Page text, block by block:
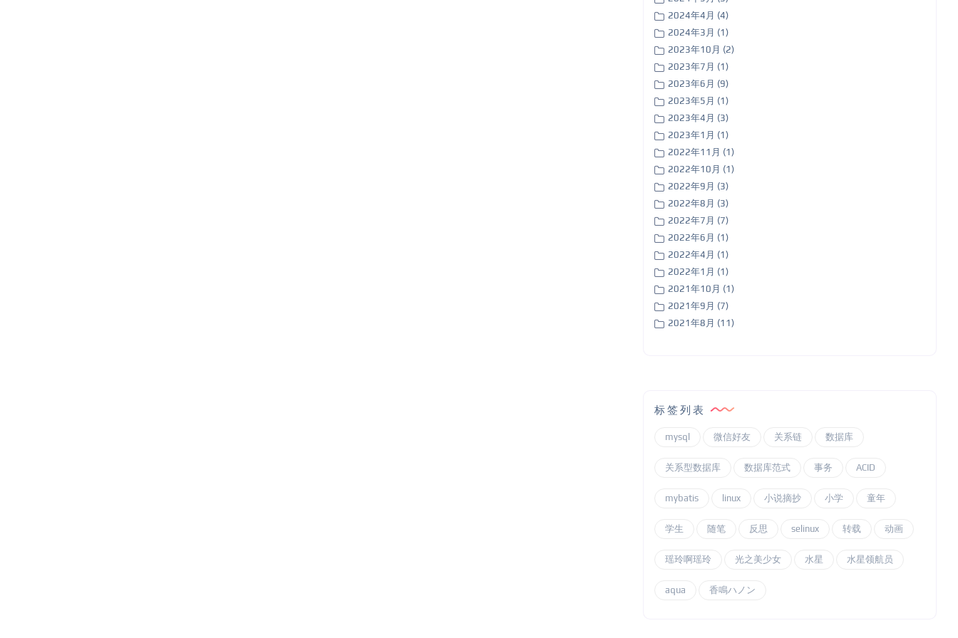
2024年4月 (4)
2024年3月 (1)
2023年10月 (2)
2023年7月 (1)
2023年6月 (9)
2023年5月 (1)
2023年4月 (3)
2023年1月 (1)
2022年11月 (1)
2022年10月 (1)
2022年9月 (3)
2022年8月 (3)
2022年7月 (7)
2022年6月 (1)
2022年4月 (1)
2022年1月 (1)
2021年10月 (1)
2021年9月 (7)
2021年8月 (11)
标签列表
mysql 微信好友 关系链 数据库
关系型数据库 数据库范式 事务 ACID
mybatis linux 小说摘抄 小学 童年
学生 随笔 反思 selinux 转载 动画
瑶玲啊瑶玲 光之美少女 水星 水星领航员
aqua 香鳴ハノン